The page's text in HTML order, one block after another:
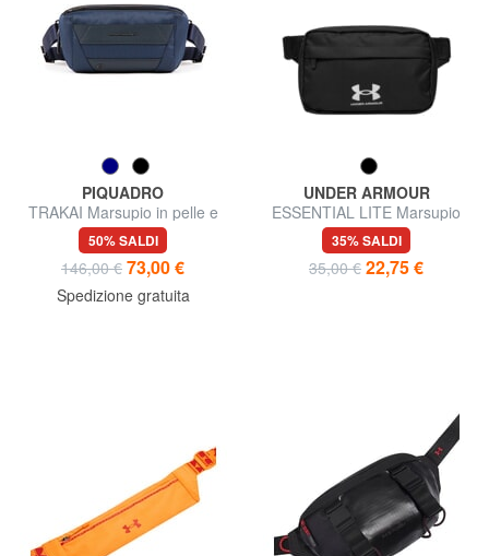
PIQUADRO
TRAKAI Marsupio in pelle e
tessuto
50% SALDI
146,00 € 73,00 €
Spedizione gratuita
UNDER ARMOUR
ESSENTIAL LITE Marsupio
con tasca frontale
35% SALDI
35,00 € 22,75 €